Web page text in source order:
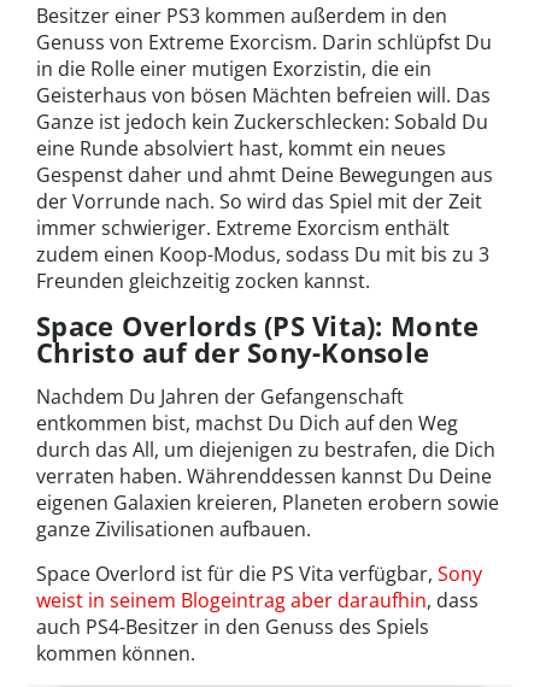
Besitzer einer PS3 kommen außerdem in den
Genuss von Extreme Exorcism. Darin schlüpfst Du
in die Rolle einer mutigen Exorzistin, die ein
Geisterhaus von bösen Mächten befreien will. Das
Ganze ist jedoch kein Zuckerschlecken: Sobald Du
eine Runde absolviert hast, kommt ein neues
Gespenst daher und ahmt Deine Bewegungen aus
der Vorrunde nach. So wird das Spiel mit der Zeit
immer schwieriger. Extreme Exorcism enthält
zudem einen Koop-Modus, sodass Du mit bis zu 3
Freunden gleichzeitig zocken kannst.
Space Overlords (PS Vita): Monte
Christo auf der Sony-Konsole
Nachdem Du Jahren der Gefangenschaft
entkommen bist, machst Du Dich auf den Weg
durch das All, um diejenigen zu bestrafen, die Dich
verraten haben. Währenddessen kannst Du Deine
eigenen Galaxien kreieren, Planeten erobern sowie
ganze Zivilisationen aufbauen.
Space Overlord ist für die PS Vita verfügbar, Sony
weist in seinem Blogeintrag aber daraufhin, dass
auch PS4-Besitzer in den Genuss des Spiels
kommen können.